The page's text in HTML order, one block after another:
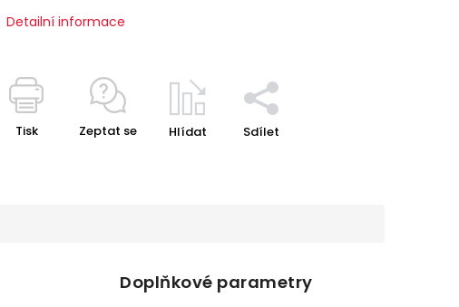
Detailní informace
Tisk Zeptat se Hlídat Sdílet
Doplňkové parametry